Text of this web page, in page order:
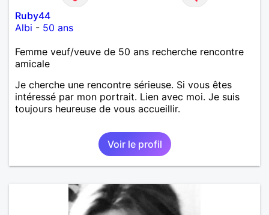
Ruby44
Albi - 50 ans
Femme veuf/veuve de 50 ans recherche rencontre
amicale
Je cherche une rencontre sérieuse. Si vous êtes
intéressé par mon portrait. Lien avec moi. Je suis
toujours heureuse de vous accueillir.
Voir le profil